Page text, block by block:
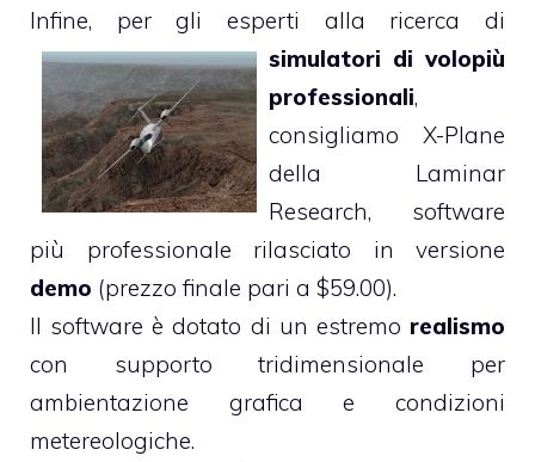
Infine, per gli esperti alla ricerca di
simulatori di volopiù
professionali,
consigliamo X-Plane
della Laminar
Research, software
più professionale rilasciato in versione
demo (prezzo finale pari a $59.00).
Il software è dotato di un estremo realismo
con supporto tridimensionale per
ambientazione grafica e condizioni
metereologiche.